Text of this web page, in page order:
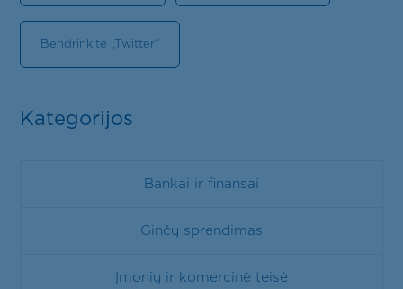
Bendrinkite „Twitter“
Kategorijos
Bankai ir finansai
Ginčų sprendimas
Įmonių ir komercinė teisė